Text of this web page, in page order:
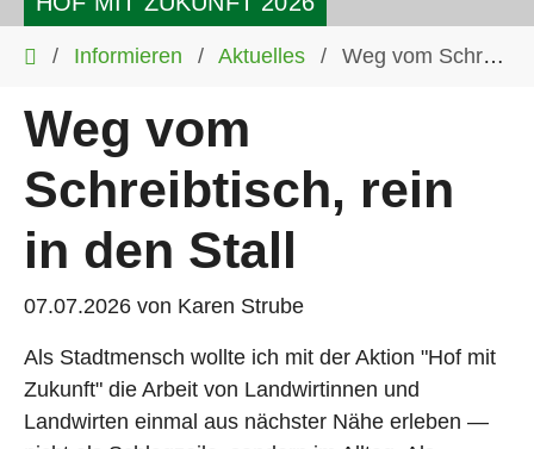
Informieren Aktuelles Weg vom Schreibtisch, rein in den Stall
Weg vom
Schreibtisch, rein
in den Stall
07.07.2026 von Karen Strube
Als Stadtmensch wollte ich mit der Aktion "Hof mit
Zukunft" die Arbeit von Landwirtinnen und
Landwirten einmal aus nächster Nähe erleben —